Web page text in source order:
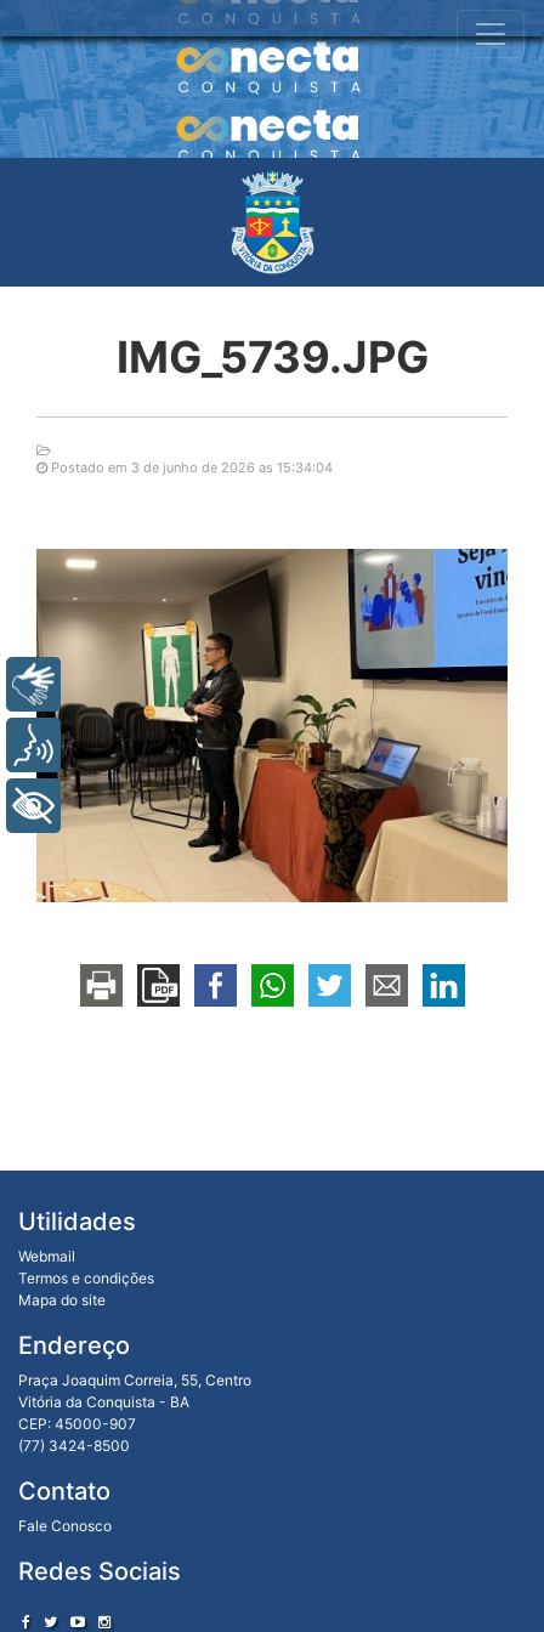
IMG_5739.JPG
Postado em 3 de junho de 2026 as 15:34:04
Utilidades
Webmail
Termos e condições
Mapa do site
Endereço
Praça Joaquim Correia, 55, Centro
Vitória da Conquista - BA
CEP: 45000-907
(77) 3424-8500
Contato
Fale Conosco
Redes Sociais
Voz
+ Acessibilidade